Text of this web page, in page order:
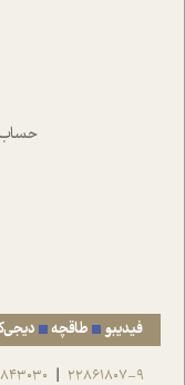
حساب
فیدیبو طاقچه
22861807-9
|